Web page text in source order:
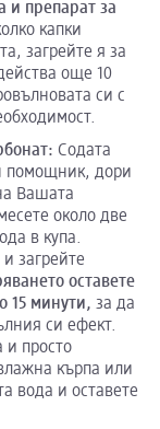
и препарат за
капки
загрейте я за
още 10
си с
Содата
помощник, дори
Вашата
около две
в купа.
загрейте
оставете
15 минути, за да
си ефект.
и просто
кърпа или
вода и оставете